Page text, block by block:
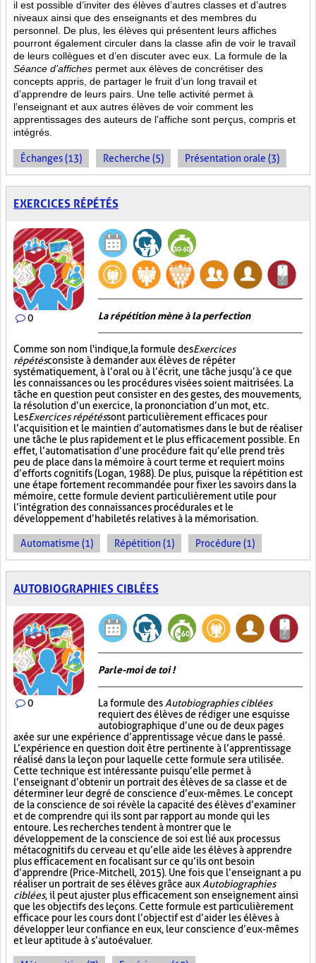
il est possible d’inviter des élèves d’autres classes et d’autres
niveaux ainsi que des enseignants et des membres du
personnel. De plus, les élèves qui présentent leurs affiches
pourront également circuler dans la classe afin de voir le travail
de leurs collègues et d’en discuter avec eux. La formule de la
Séance d’affiches permet aux élèves de concrétiser des
concepts appris, de partager le fruit d’un long travail et
d’apprendre de leurs pairs. Une telle activité permet à
l’enseignant et aux autres élèves de voir comment les
apprentissages des auteurs de l’affiche sont perçus, compris et
intégrés.
Échanges (13) Recherche (5) Présentation orale (3)
EXERCICES RÉPÉTÉS
0 La répétition mène à la perfection
Comme son nom l'indique, la formule desExercices
répétésconsiste à demander aux élèves de répéter
systématiquement, à l’oral ou à l’écrit, une tâche jusqu’à ce que
les connaissances ou les procédures visées soient maitrisées. La
tâche en question peut consister en des gestes, des mouvements,
la résolution d’un exercice, la prononciation d’un mot, etc.
LesExercices répétéssont particulièrement efficaces pour
l’acquisition et le maintien d’automatismes dans le but de réaliser
une tâche le plus rapidement et le plus efficacement possible. En
effet, l’automatisation d’une procédure fait qu’elle prend très
peu de place dans la mémoire à court terme et requiert moins
d’efforts cognitifs (Logan, 1988). De plus, puisque la répétition est
une étape fortement recommandée pour fixer les savoirs dans la
mémoire, cette formule devient particulièrement utile pour
l’intégration des connaissances procédurales et le
développement d’habiletés relatives à la mémorisation.
Automatisme (1) Répétition (1) Procédure (1)
AUTOBIOGRAPHIES CIBLÉES
0
Parle-moi de toi !
La formule des Autobiographies ciblées
requiert des élèves de rédiger une esquisse
autobiographique d’une ou de deux pages
axée sur une expérience d’apprentissage vécue dans le passé.
L’expérience en question doit être pertinente à l’apprentissage
réalisé dans la leçon pour laquelle cette formule sera utilisée.
Cette technique est intéressante puisqu’elle permet à
l’enseignant d’obtenir un portrait des élèves de sa classe et de
déterminer leur degré de conscience d’eux-mêmes. Le concept
de la conscience de soi révèle la capacité des élèves d’examiner
et de comprendre qui ils sont par rapport au monde qui les
entoure. Les recherches tendent à montrer que le
développement de la conscience de soi est lié aux processus
métacognitifs du cerveau et qu’elle aide les élèves à apprendre
plus efficacement en focalisant sur ce qu’ils ont besoin
d’apprendre (Price-Mitchell, 2015). Une fois que l’enseignant a pu
réaliser un portrait de ses élèves grâce aux Autobiographies
ciblées, il peut ajuster plus efficacement son enseignement ainsi
que les objectifs des leçons. Cette formule est particulièrement
efficace pour les cours dont l’objectif est d’aider les élèves à
développer leur confiance en eux, leur conscience d’eux-mêmes
et leur aptitude à s’autoévaluer.